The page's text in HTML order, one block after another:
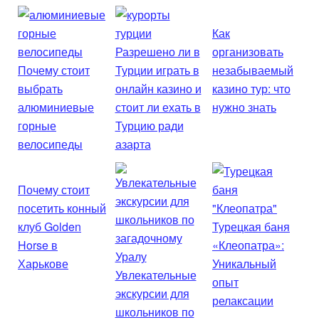
Почему стоит
выбрать
алюминиевые
горные
велосипеды
Разрешено ли в
Турции играть в
онлайн казино и
стоит ли ехать в
Турцию ради
азарта
Как
организовать
незабываемый
казино тур: что
нужно знать
Почему стоит
посетить конный
клуб Golden
Horse в
Харькове
Увлекательные
экскурсии для
школьников по
Турецкая баня
«Клеопатра»:
Уникальный
опыт
релаксации